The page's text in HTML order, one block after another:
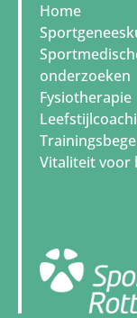
Home
onderzoeken
Fysiotherapie
Vitaliteit voor